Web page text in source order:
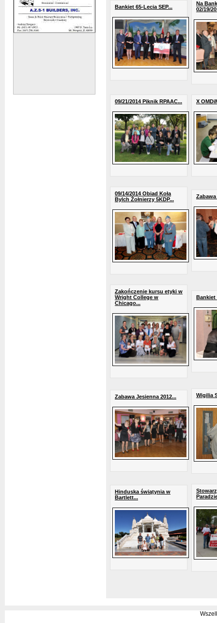
Bankiet 65-Lecia SEP...
Na
02/19/
09/21/2014 Piknik RPAAC... X
09/14/2014 Obiad Koła
Bylch Żołnierzy 5KDP...
Zabawa
Zakończenie kursu etyki w
Wright College w
Chicago...
Bankiet
Zabawa Jesienna 2012... Wigilia
Hinduska świątynia w
Bartlett...